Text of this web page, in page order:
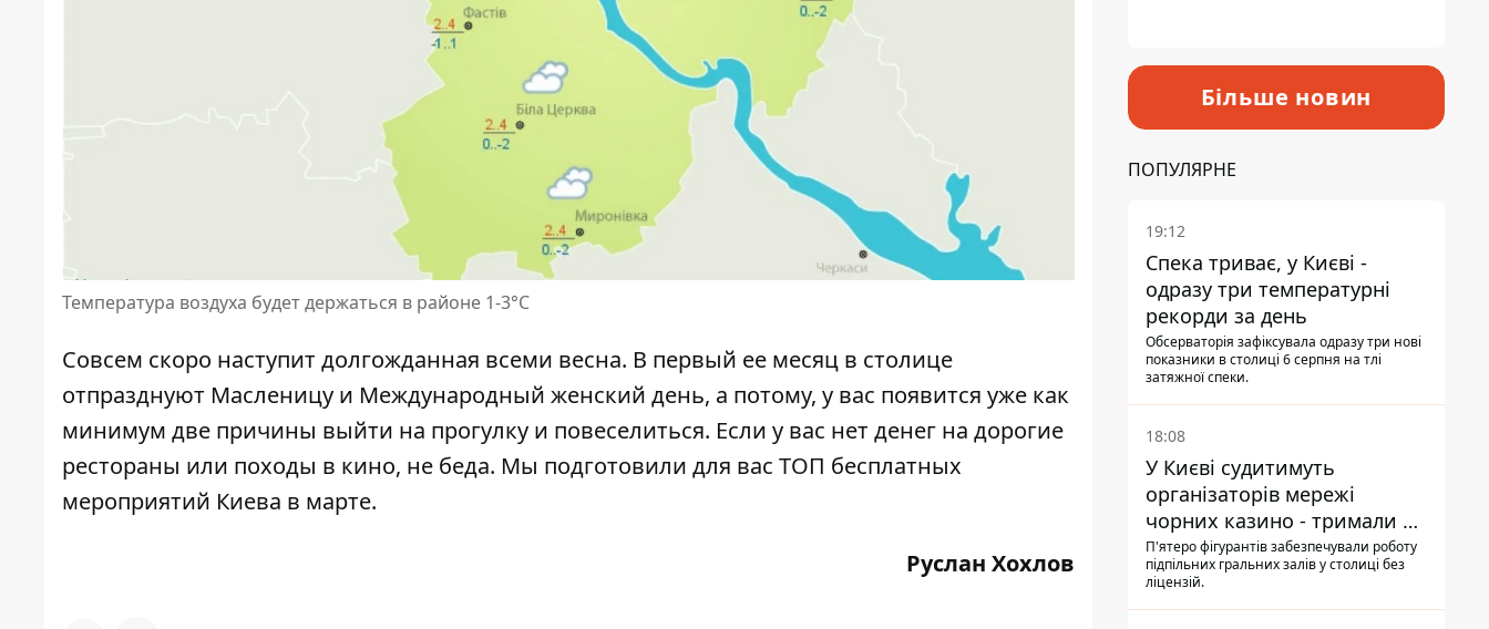
Температура воздуха будет держаться в районе 1-3°C
Совсем скоро наступит долгожданная всеми весна. В первый ее месяц в столице
отпразднуют Масленицу и Международный женский день, а потому, у вас появится уже как
минимум две причины выйти на прогулку и повеселиться. Если у вас нет денег на дорогие
рестораны или походы в кино, не беда. Мы подготовили для вас ТОП бесплатных
мероприятий Киева в марте.
Руслан Хохлов
Більше новин
ПОПУЛЯРНЕ
19:12
Спека триває, у Києві -
одразу три температурні
рекорди за день
Обсерваторія зафіксувала одразу три нові
показники в столиці 6 серпня на тлі
затяжної спеки.
18:08
У Києві судитимуть
організаторів мережі
чорних казино - тримали 39
закладів
П'ятеро фігурантів забезпечували роботу
підпільних гральних залів у столиці без
ліцензій.